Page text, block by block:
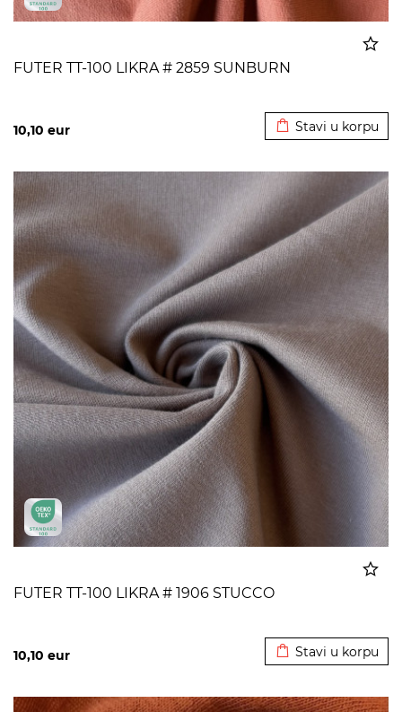
FUTER TT-100 LIKRA # 2859 SUNBURN
10,10 eur Stavi u korpu
FUTER TT-100 LIKRA # 1906 STUCCO
10,10 eur Stavi u korpu